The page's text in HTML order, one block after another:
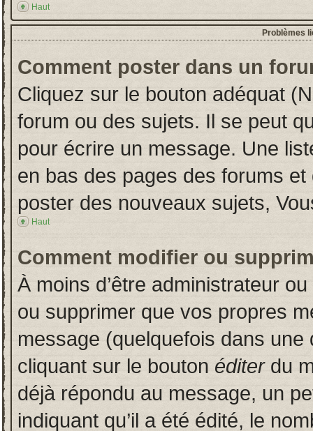
Haut
Problèmes
Comment poster dans un
Cliquez sur le bouton adéquat
forum ou des sujets. Il se peut
pour écrire un message. Une
en bas des pages des forums
poster des nouveaux sujets,
Haut
Comment modifier ou
À moins d’être administrateur
ou supprimer que vos propres
message (quelquefois dans
cliquant sur le bouton éditerdu
déjà répondu au message, un
indiquant qu’il a été édité, le